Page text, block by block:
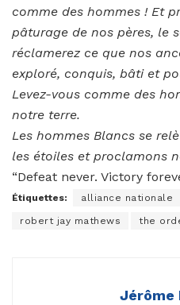
comme des hommes ! Et
pâturage de nos pères, le
réclamerez ce que nos
exploré, conquis, bâti et
Levez-vous comme des
notre terre.
Les hommes Blancs se
les étoiles et proclamons
“Defeat never. Victory
Étiquettes: alliance nationale
robert jay mathews the
Jérôme